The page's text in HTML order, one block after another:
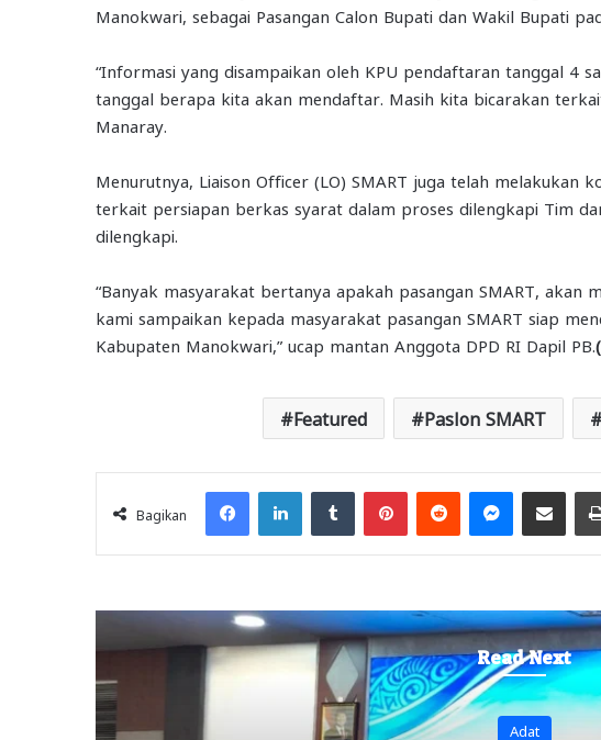
Manokwari, sebagai Pasangan Calon Bupati dan Wakil Bupati
“Informasi yang disampaikan oleh KPU pendaftaran tanggal 4
tanggal berapa kita akan mendaftar. Masih kita bicarakan
Manaray.
Menurutnya, Liaison Officer (LO) SMART juga telah melakukan
terkait persiapan berkas syarat dalam proses dilengkapi Tim
dilengkapi.
“Banyak masyarakat bertanya apakah pasangan SMART, akan
kami sampaikan kepada masyarakat pasangan SMART siap
Kabupaten Manokwari,” ucap mantan Anggota DPD RI Dapil PB.
Featured Paslon SMART
Bagikan
FacebookLinkedInTumblr PinterestReddit Messenger
Share via Email
Read Next
Headline